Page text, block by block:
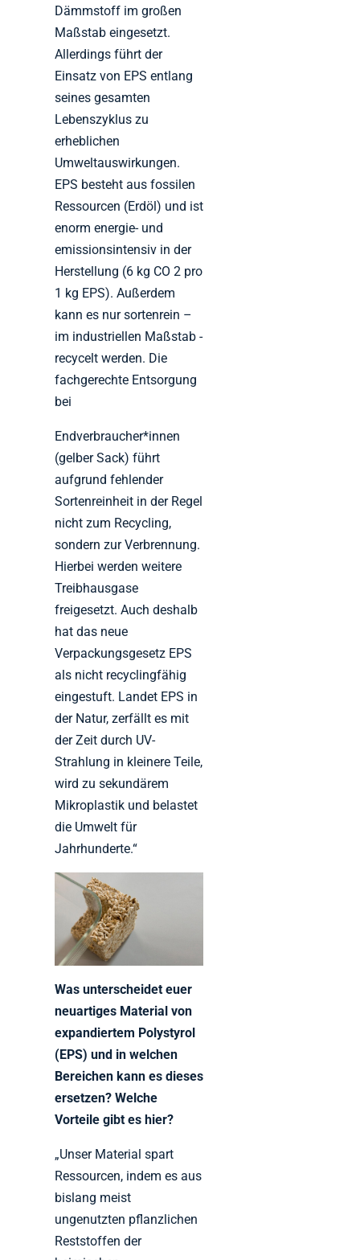
Dämmstoff im großen
Maßstab eingesetzt.
Allerdings führt der
Einsatz von EPS entlang
seines gesamten
Lebenszyklus zu
erheblichen
Umweltauswirkungen.
EPS besteht aus fossilen
Ressourcen (Erdöl) und ist
enorm energie- und
emissionsintensiv in der
Herstellung (6 kg CO 2 pro
1 kg EPS). Außerdem
kann es nur sortenrein –
im industriellen Maßstab -
recycelt werden. Die
fachgerechte Entsorgung
bei
Endverbraucher*innen
(gelber Sack) führt
aufgrund fehlender
Sortenreinheit in der Regel
nicht zum Recycling,
sondern zur Verbrennung.
Hierbei werden weitere
Treibhausgase
freigesetzt. Auch deshalb
hat das neue
Verpackungsgesetz EPS
als nicht recyclingfähig
eingestuft. Landet EPS in
der Natur, zerfällt es mit
der Zeit durch UV-
Strahlung in kleinere Teile,
wird zu sekundärem
Mikroplastik und belastet
die Umwelt für
Jahrhunderte.“
Was unterscheidet euer
neuartiges Material von
expandiertem Polystyrol
(EPS) und in welchen
Bereichen kann es dieses
ersetzen? Welche
Vorteile gibt es hier?
„Unser Material spart
Ressourcen, indem es aus
bislang meist
ungenutzten pflanzlichen
Reststoffen der